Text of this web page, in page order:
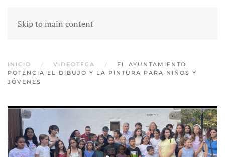
Skip to main content
INICIO VIDEOTECA
EL AYUNTAMIENTO
POTENCIA EL DIBUJO Y LA PINTURA PARA NIÑOS Y
JÓVENES